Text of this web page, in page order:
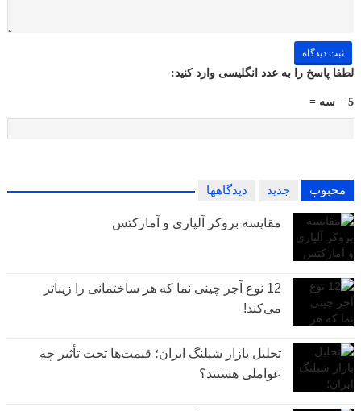
لطفا پاسخ را به عدد انگلیسی وارد کنید:
5 − سه =
محبوب جدید دیدگاهها
مقایسه بروکر آلپاری و آمارکتس
12 نوع آجر چینی نما که هر ساختمانی را زیباتر
می‌کند!
تحلیل بازار شیلنگ ایران؛ قیمت‌ها تحت تأثیر چه
عواملی هستند؟